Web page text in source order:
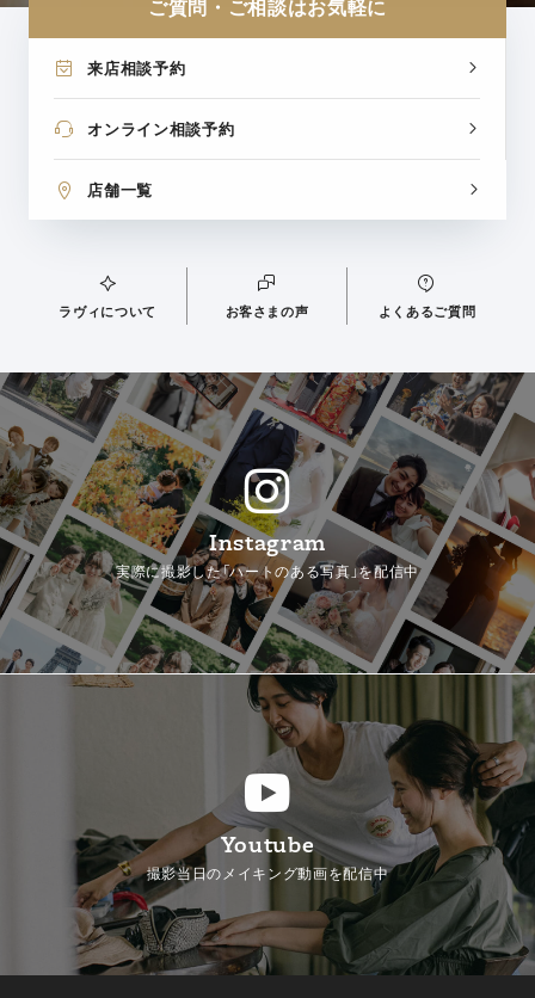
ご質問・ご相談はお気軽に
来店相談予約
オンライン相談予約
店舗一覧
ラヴィについて お客さまの声 よくあるご質問
Instagram
実際に撮影した「ハートのある写真」を配信中
Youtube
撮影当日のメイキング動画を配信中